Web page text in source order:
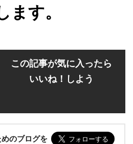
ます。
この記事が気に入ったら
いいね！しよう
のブログを